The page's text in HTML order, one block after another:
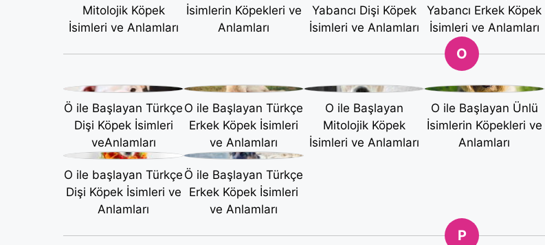
Mitolojik Köpek
İsimleri ve Anlamları
İsimlerin Köpekleri ve
Anlamları
Yabancı Dişi Köpek
İsimleri ve Anlamları
Yabancı Erkek Köpek
İsimleri ve Anlamları
O
Ö ile Başlayan Türkçe
Dişi Köpek İsimleri
veAnlamları
O ile Başlayan Türkçe
Erkek Köpek İsimleri
ve Anlamları
O ile Başlayan
Mitolojik Köpek
İsimleri ve Anlamları
O ile Başlayan Ünlü
İsimlerin Köpekleri ve
Anlamları
O ile başlayan Türkçe
Dişi Köpek İsimleri ve
Anlamları
Ö ile Başlayan Türkçe
Erkek Köpek İsimleri
ve Anlamları
P